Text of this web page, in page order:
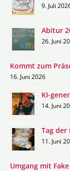
9. Juli
Abitur
26. Juni
Kommt zum
16. Juni 2026
KI-
14. Juni
Tag der
11. Juni
Umgang mit